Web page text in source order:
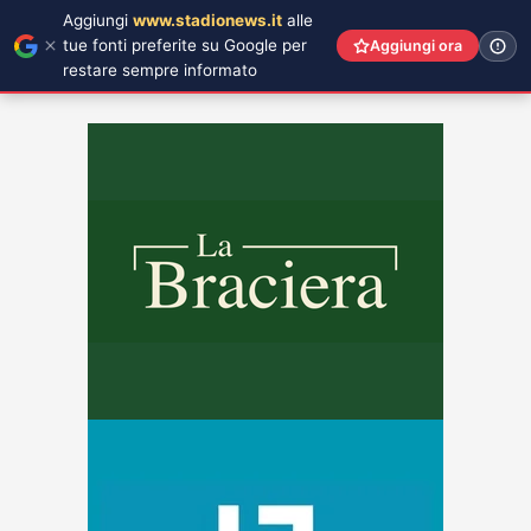
Aggiungi www.stadionews.it alle
tue fonti preferite su Google per
restare sempre informato
Aggiungi ora